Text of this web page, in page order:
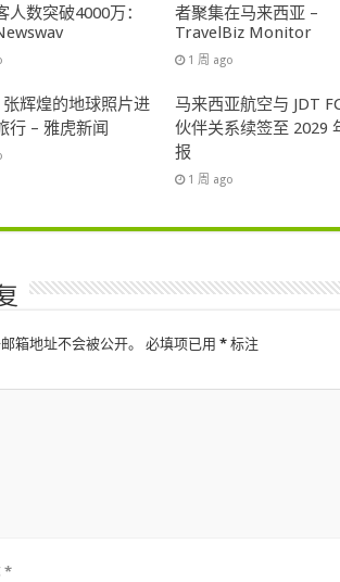
人数突破4000万：
者聚集在马来西亚 –
TravelBiz Monitor
1 周 ago
辉煌的地球照片进
行 – 雅虎新闻
马来西亚航空与 JDT
伙伴关系续签至 2029
报
1 周 ago
箱地址不会被公开。 必填项已用 *标注
*